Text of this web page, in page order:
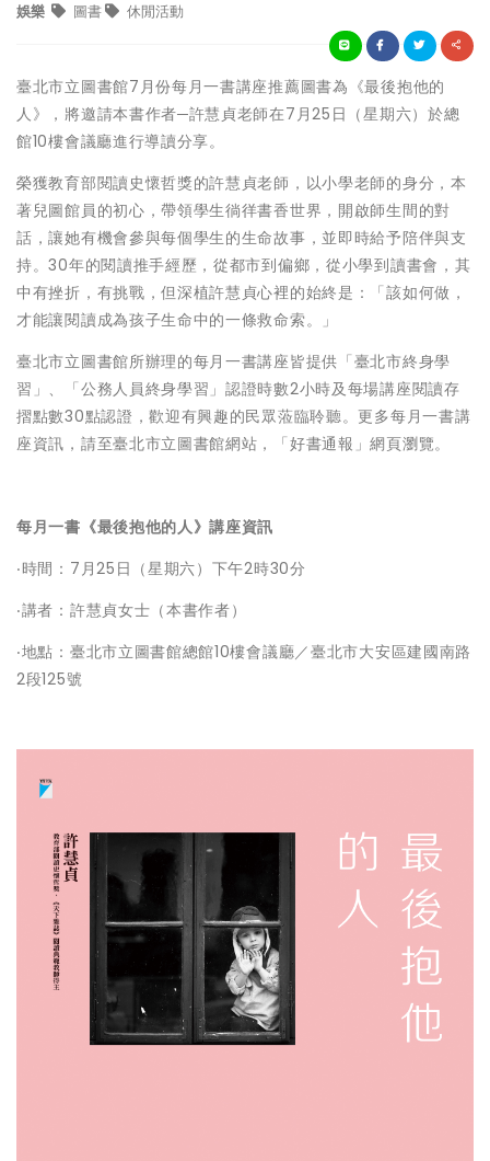
娛樂 圖書 休閒活動
臺北市立圖書館7月份每月一書講座推薦圖書為《最後抱他的
人》，將邀請本書作者─許慧貞老師在7月25日（星期六）於總
館10樓會議廳進行導讀分享。
榮獲教育部閱讀史懷哲獎的許慧貞老師，以小學老師的身分，本
著兒圖館員的初心，帶領學生徜徉書香世界，開啟師生間的對
話，讓她有機會參與每個學生的生命故事，並即時給予陪伴與支
持。30年的閱讀推手經歷，從都市到偏鄉，從小學到讀書會，其
中有挫折，有挑戰，但深植許慧貞心裡的始終是：「該如何做，
才能讓閱讀成為孩子生命中的一條救命索。」
臺北市立圖書館所辦理的每月一書講座皆提供「臺北市終身學
習」、「公務人員終身學習」認證時數2小時及每場講座閱讀存
摺點數30點認證，歡迎有興趣的民眾蒞臨聆聽。更多每月一書講
座資訊，請至臺北市立圖書館網站，「好書通報」網頁瀏覽。
每月一書《最後抱他的人》講座資訊
‧時間：7月25日（星期六）下午2時30分
‧講者：許慧貞女士（本書作者）
‧地點：臺北市立圖書館總館10樓會議廳／臺北市大安區建國南路
2段125號